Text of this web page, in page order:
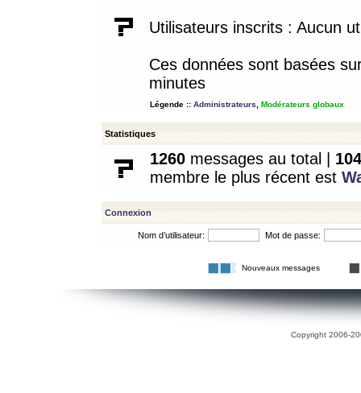
Utilisateurs inscrits : Aucun
Ces données sont basées
minutes
Légende :: Administrateurs Modérateurs globaux
Statistiques
1260 messages au total | 104
membre le plus récent est
Connexion
Nom d’utilisateur: Mot de passe:
Nouveaux messages
Copyright 2006-